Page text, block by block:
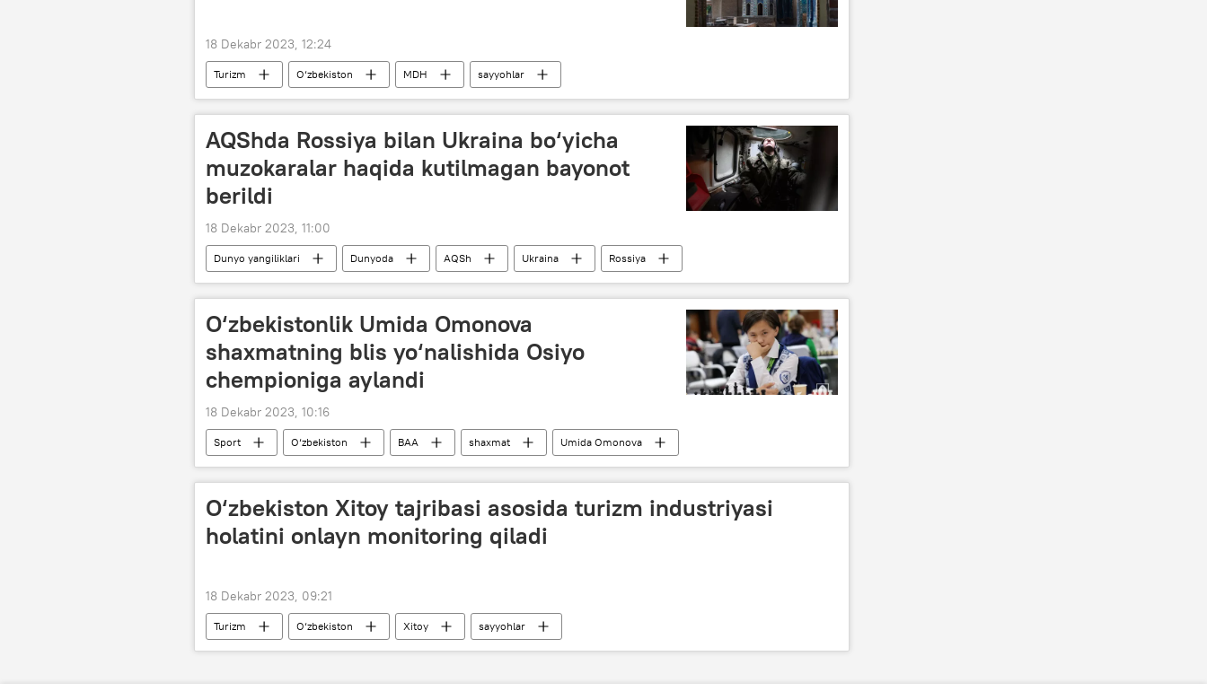
18 Dekabr 2023, 12:24
Turizm O‘zbekiston MDH sayyohlar
AQShda Rossiya bilan Ukraina bo‘yicha
muzokaralar haqida kutilmagan bayonot
berildi
18 Dekabr 2023, 11:00
Dunyo yangiliklari Dunyoda AQSh Ukraina
Rossiya
Vashington
O‘zbekistonlik Umida Omonova
shaxmatning blis yo‘nalishida Osiyo
chempioniga aylandi
18 Dekabr 2023, 10:16
Sport O‘zbekiston BAA shaxmat Umida Omonova
O‘zbekiston Xitoy tajribasi asosida turizm industriyasi
holatini onlayn monitoring qiladi
18 Dekabr 2023, 09:21
Turizm O‘zbekiston Xitoy sayyohlar